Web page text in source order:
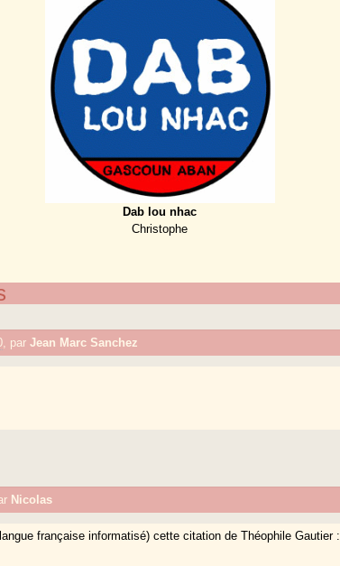
Dab lou nhac
Christophe
parJean Marc Sanchez
Nicolas
française informatisé) cette citation de Théophile Gautier :